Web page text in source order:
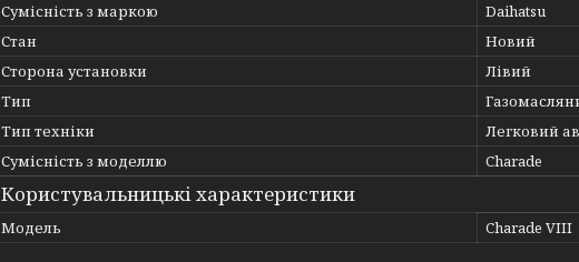
Сумісність з маркою
Daihatsu
Стан
Новий
Сторона установки
Лівий
Тип
Тип техніки
Легковий
Сумісність з моделлю
Charade
Користувальницькі характеристики
Мoдель Charade VIII